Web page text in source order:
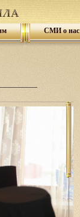
СМИ о нас